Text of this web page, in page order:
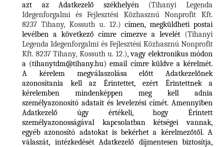
azt az Adatkezelő székhelyén (Tihanyi Legenda
Idegenforgalmi és Fejlesztési Közhasznú Nonprofit Kft.
8237 Tihany, Kossuth u. 12.) címen, megküldheti postai
levélben a következő címre címezve a levelét (Tihanyi
Legenda Idegenforgalmi és Fejlesztési Közhasznú Nonprofit
Kft. 8237 Tihany, Kossuth u. 12.), vagy elektronikus módon
a (tihanytdm@tihany.hu) email címre küldve a kérelmét.
A kérelem megválaszolása előtt Adatkezelőnek
azonosítania kell az Érintettet, ezért Érintettnek a
kérelemben mindenképpen meg kell adnia
személyazonosító adatait és levelezési címét. Amennyiben
Adatkezelő úgy értékeli, hogy Érintett
személyazonosságával kapcsolatban kétségei vannak,
egyéb azonosító adatokat is bekérhet a kérelmezőtől. A
válaszát, intézkedését Adatkezelő díjmentesen biztosítja,